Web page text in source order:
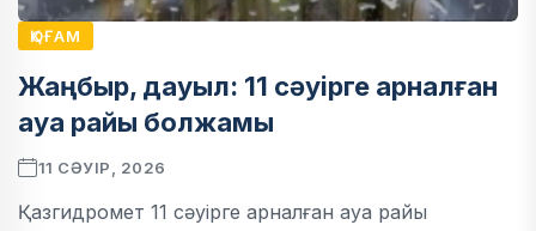
ҚОҒАМ
Жаңбыр, дауыл: 11 сәуірге арналған
ауа райы болжамы
11 СӘУІР, 2026
Қазгидромет 11 сәуірге арналған ауа райы